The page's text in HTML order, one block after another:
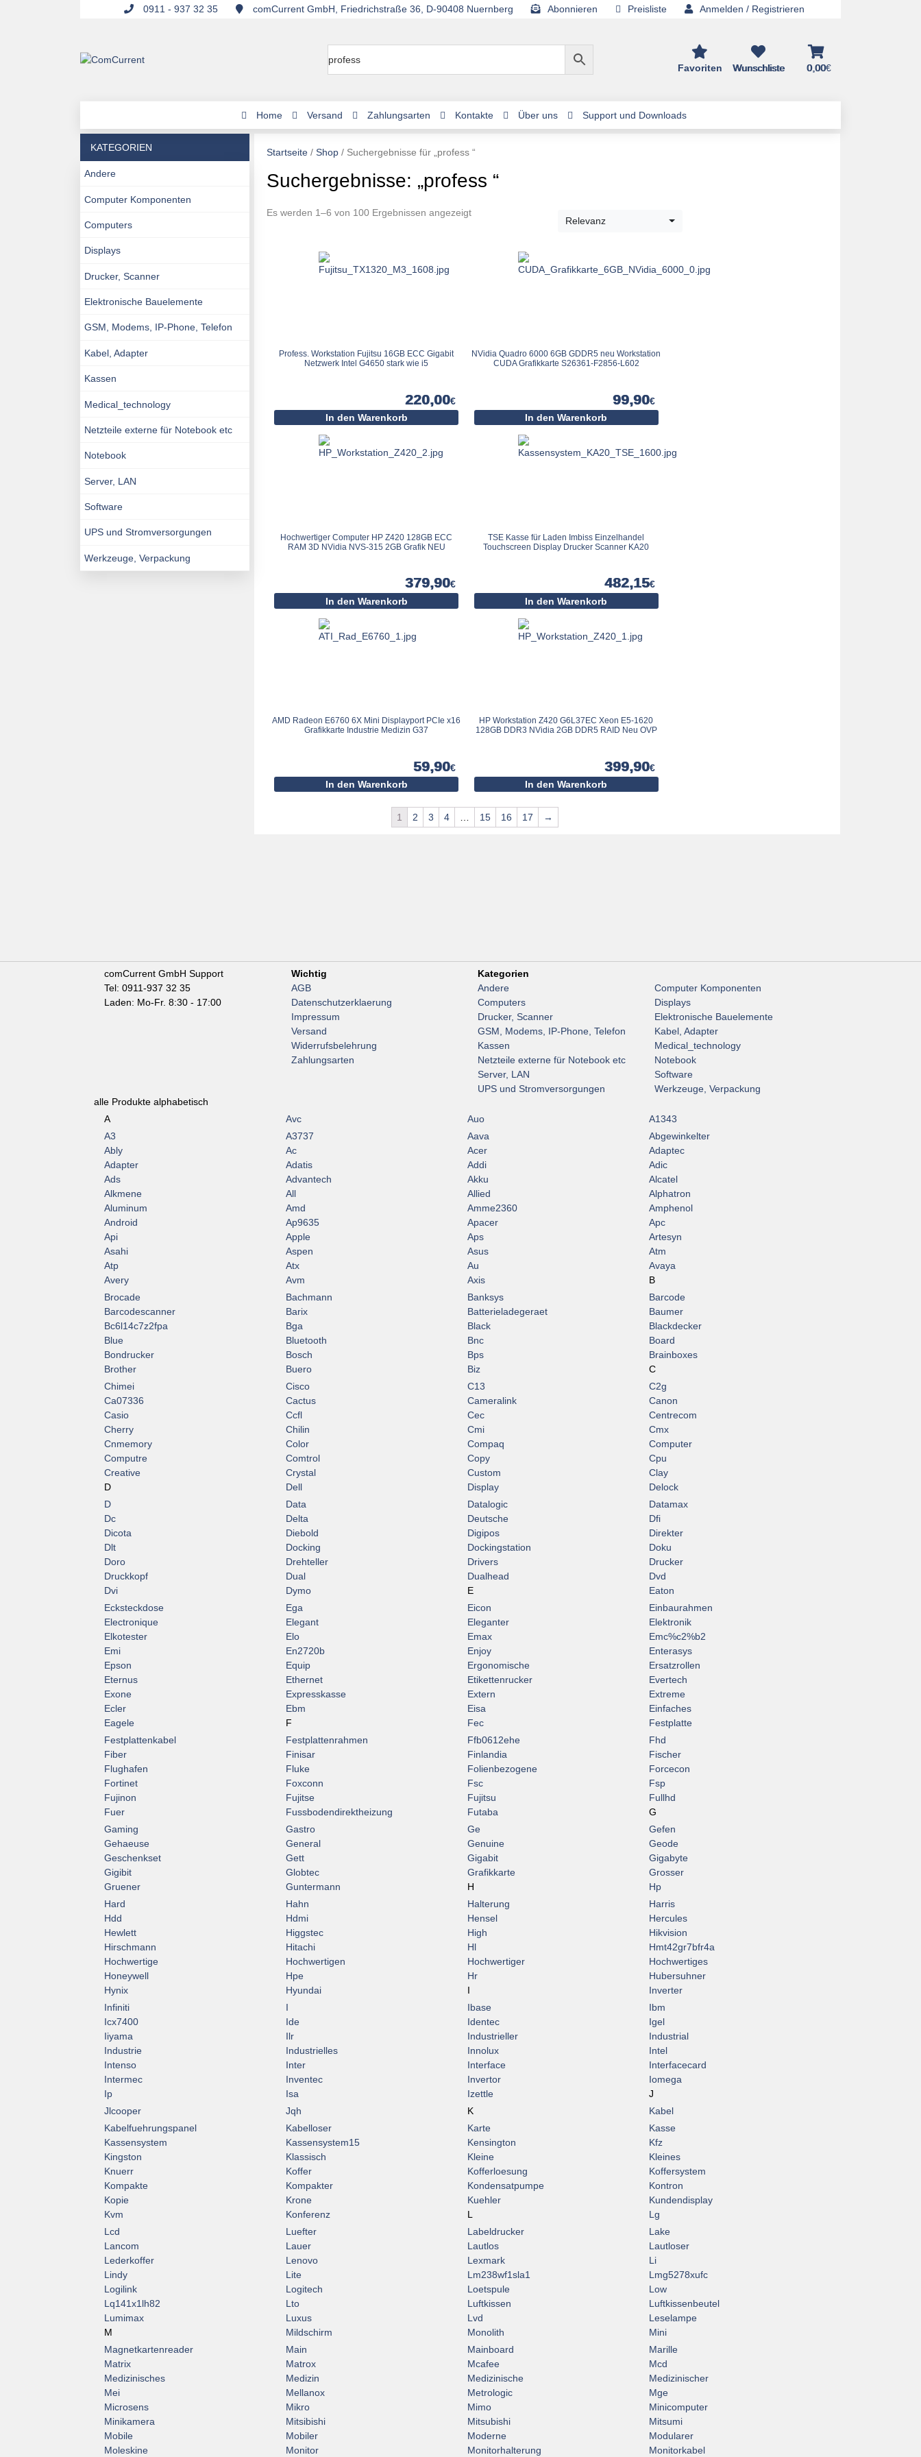
0911 - 937 32 35 comCurrent GmbH, Friedrichstraße 36, D-90408 Nuernberg Abonnieren Preisliste Anmelden / Registrieren
Favoriten Wunschliste 0,00€
Home Versand Zahlungsarten Kontakte Über uns Support und Downloads
KATEGORIEN
Andere
Computer Komponenten
Computers
Displays
Drucker, Scanner
Elektronische Bauelemente
GSM, Modems, IP-Phone, Telefon
Kabel, Adapter
Kassen
Medical_technology
Netzteile externe für Notebook etc
Notebook
Server, LAN
Software
UPS und Stromversorgungen
Werkzeuge, Verpackung
Startseite/ Shop/ Suchergebnisse für „profess “
Suchergebnisse: „profess “
Es werden 1–6 von 100 Ergebnissen angezeigt
Relevanz
Profess. Workstation Fujitsu 16GB ECC Gigabit
Netzwerk Intel G4650 stark wie i5
220,00€
In den Warenkorb
NVidia Quadro 6000 6GB GDDR5 neu Workstation
CUDA Grafikkarte S26361-F2856-L602
99,90€
In den Warenkorb
Hochwertiger Computer HP Z420 128GB ECC
RAM 3D NVidia NVS-315 2GB Grafik NEU
379,90€
In den Warenkorb
TSE Kasse für Laden Imbiss Einzelhandel
Touchscreen Display Drucker Scanner KA20
482,15€
In den Warenkorb
AMD Radeon E6760 6X Mini Displayport PCIe x16
Grafikkarte Industrie Medizin G37
59,90€
In den Warenkorb
HP Workstation Z420 G6L37EC Xeon E5-1620
128GB DDR3 NVidia 2GB DDR5 RAID Neu OVP
399,90€
In den Warenkorb
1 2 3 4 15 16 17 →
comCurrent GmbH Support
Tel: 0911-937 32 35
Laden: Mo-Fr. 8:30 - 17:00
Wichtig
AGB
Datenschutzerklaerung
Impressum
Versand
Widerrufsbelehrung
Zahlungsarten
Kategorien
Andere
Computer Komponenten
Computers
Displays
Drucker, Scanner
Elektronische Bauelemente
GSM, Modems, IP-Phone, Telefon
Kabel, Adapter
Kassen
Medical_technology
Netzteile externe für Notebook etc
Notebook
Server, LAN
Software
UPS und Stromversorgungen
Werkzeuge, Verpackung
alle Produkte alphabetisch
A
Avc Auo
A1343
A3
A3737 Aava
Abgewinkelter
Ably
Ac Acer
Adaptec
Adapter
Adatis Addi
Adic
Ads
Advantech Akku
Alcatel
Alkmene
All Allied
Alphatron
Aluminum
Amd Amme2360
Amphenol
Android
Ap9635 Apacer
Apc
Api
Apple Aps
Artesyn
Asahi
Aspen Asus
Atm
Atp
Atx Au
Avaya
Avery
Avm Axis
B
Brocade
Bachmann Banksys
Barcode
Barcodescanner
Barix Batterieladegeraet
Baumer
Bc6l14c7z2fpa
Bga Black
Blackdecker
Blue
Bluetooth Bnc
Board
Bondrucker
Bosch Bps
Brainboxes
Brother
Buero Biz
C
Chimei
Cisco C13
C2g
Ca07336
Cactus Cameralink
Canon
Casio
Ccfl Cec
Centrecom
Cherry
Chilin Cmi
Cmx
Cnmemory
Color Compaq
Computer
Computre
Comtrol Copy
Cpu
Creative
Crystal Custom
Clay
D
Dell Display
Delock
D
Data Datalogic
Datamax
Dc
Delta Deutsche
Dfi
Dicota
Diebold Digipos
Direkter
Dlt
Docking Dockingstation
Doku
Doro
Drehteller Drivers
Drucker
Druckkopf
Dual Dualhead
Dvd
Dvi
Dymo E
Eaton
Ecksteckdose
Ega Eicon
Einbaurahmen
Electronique
Elegant Eleganter
Elektronik
Elkotester
Elo Emax
Emc%c2%b2
Emi
En2720b Enjoy
Enterasys
Epson
Equip Ergonomische
Ersatzrollen
Eternus
Ethernet Etikettenrucker
Evertech
Exone
Expresskasse Extern
Extreme
Ecler
Ebm Eisa
Einfaches
Eagele
F Fec
Festplatte
Festplattenkabel
Festplattenrahmen Ffb0612ehe
Fhd
Fiber
Finisar Finlandia
Fischer
Flughafen
Fluke Folienbezogene
Forcecon
Fortinet
Foxconn Fsc
Fsp
Fujinon
Fujitse Fujitsu
Fullhd
Fuer
Fussbodendirektheizung Futaba
G
Gaming
Gastro Ge
Gefen
Gehaeuse
General Genuine
Geode
Geschenkset
Gett Gigabit
Gigabyte
Gigibit
Globtec Grafikkarte
Grosser
Gruener
Guntermann H
Hp
Hard
Hahn Halterung
Harris
Hdd
Hdmi Hensel
Hercules
Hewlett
Higgstec High
Hikvision
Hirschmann
Hitachi Hl
Hmt42gr7bfr4a
Hochwertige
Hochwertigen Hochwertiger
Hochwertiges
Honeywell
Hpe Hr
Hubersuhner
Hynix
Hyundai I
Inverter
Infiniti
I Ibase
Ibm
Icx7400
Ide Identec
Igel
Iiyama
Ilr Industrieller
Industrial
Industrie
Industrielles Innolux
Intel
Intenso
Inter Interface
Interfacecard
Intermec
Inventec Invertor
Iomega
Ip
Isa Izettle
J
Jlcooper
Jqh K
Kabel
Kabelfuehrungspanel
Kabelloser Karte
Kasse
Kassensystem
Kassensystem15 Kensington
Kfz
Kingston
Klassisch Kleine
Kleines
Knuerr
Koffer Kofferloesung
Koffersystem
Kompakte
Kompakter Kondensatpumpe
Kontron
Kopie
Krone Kuehler
Kundendisplay
Kvm
Konferenz L
Lg
Lcd
Luefter Labeldrucker
Lake
Lancom
Lauer Lautlos
Lautloser
Lederkoffer
Lenovo Lexmark
Li
Lindy
Lite Lm238wf1sla1
Lmg5278xufc
Logilink
Logitech Loetspule
Low
Lq141x1lh82
Lto Luftkissen
Luftkissenbeutel
Lumimax
Luxus Lvd
Leselampe
M
Mildschirm Monolith
Mini
Magnetkartenreader
Main Mainboard
Marille
Matrix
Matrox Mcafee
Mcd
Medizinisches
Medizin Medizinische
Medizinischer
Mei
Mellanox Metrologic
Mge
Microsens
Mikro Mimo
Minicomputer
Minikamera
Mitsibishi Mitsubishi
Mitsumi
Mobile
Mobiler Moderne
Modularer
Moleskine
Monitor Monitorhalterung Monitorkabel